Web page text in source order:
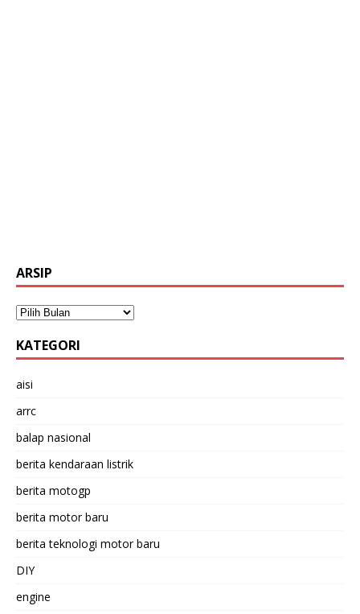
ARSIP
KATEGORI
aisi
arrc
balap nasional
berita kendaraan listrik
berita motogp
berita motor baru
berita teknologi motor baru
DIY
engine